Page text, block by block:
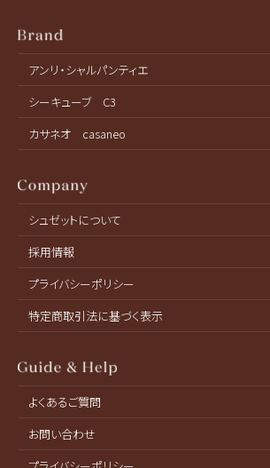
アンリ・シャルパンティエ
シーキューブ C3
カサネオ casaneo
シュゼットについて
採用情報
プライバシーポリシー
特定商取引法に基づく表示
よくあるご質問
お問い合わせ